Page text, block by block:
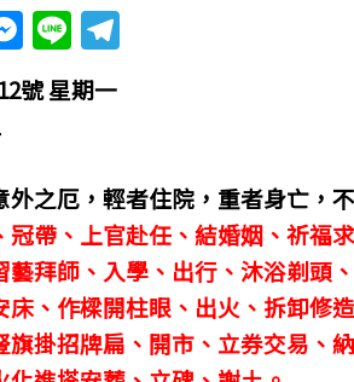
M
e
ss
n
g
er
Li
n
e
a
m
號 星期一
之厄，輕者住院，重者身亡，
冠帶、上官赴任、結婚姻、祈福
拜師、入學、出行、沐浴剃頭
、作樑開柱眼、出火、拆卸修
掛招牌扁、開市、立券交易、